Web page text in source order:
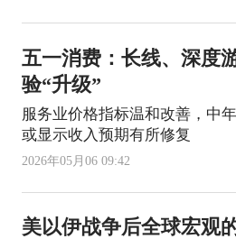
五一消费：长线、深度
验“升级”
服务业价格指标温和改善，中
或显示收入预期有所修复
2026年05月06 09:42
美以伊战争后全球宏观